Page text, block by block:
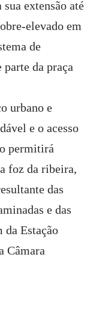
extensão até
elevado em
de
parte da praça
urbano e
e o acesso
permitirá
foz da ribeira,
das
e das
da Estação
Câmara